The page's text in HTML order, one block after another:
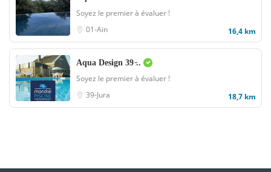
Soyez le premier à évaluer !
01-Ain
16,4 km
Aqua Design 39 ̵..
Soyez le premier à évaluer !
39-Jura
18,7 km